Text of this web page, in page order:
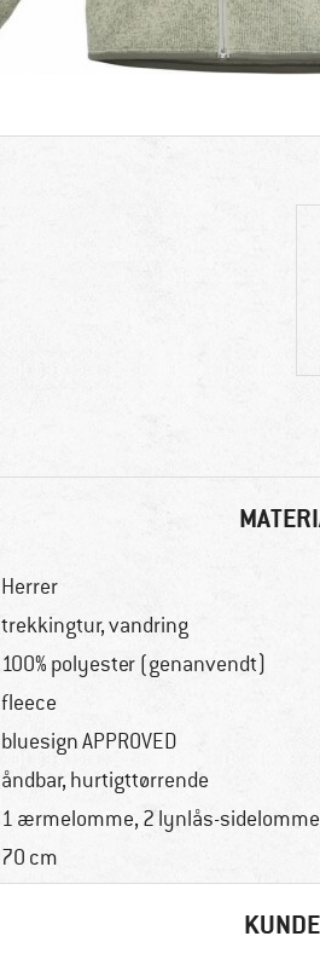
Herrer
trekkingtur, vandring
100% polyester (genanvendt)
fleece
bluesign APPROVED
åndbar, hurtigttørrende
1 ærmelomme, 2 lynlås-
70 cm